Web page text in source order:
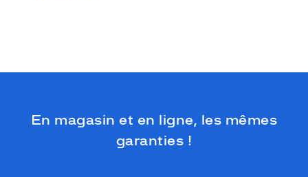
En magasin et en ligne, les mêmes
garanties !